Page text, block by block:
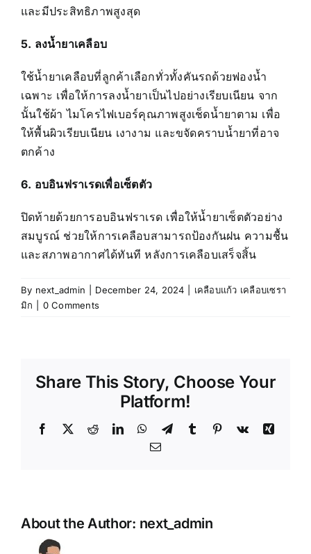
และมีประสิทธิภาพสูงสุด
5. ลงน้ำยาเคลือบ
ใช้น้ำยาเคลือบที่ลูกค้าเลือกทั่วทั้งคันรถด้วยฟองน้ำ
เฉพาะ เพื่อให้การลงน้ำยาเป็นไปอย่างเรียบเนียน จาก
นั้นใช้ผ้า ไมโครไฟเบอร์คุณภาพสูงเช็ดน้ำยาตาม เพื่อ
ให้พื้นผิวเรียบเนียน เงางาม และขจัดคราบน้ำยาที่อาจ
ตกค้าง
6. อบอินฟราเรดเพื่อเซ็ตตัว
ปิดท้ายด้วยการอบอินฟราเรด เพื่อให้น้ำยาเซ็ตตัวอย่าง
สมบูรณ์ ช่วยให้การเคลือบสามารถป้องกันฝน ความชื้น
และสภาพอากาศได้ทันที หลังการเคลือบเสร็จสิ้น
By next_admin December 24, 2024
เคลือบแก้ว เคลือบเซรา
มิก
0 Comments
Share This Story, Choose Your
Platform!
Facebook
X RedditLinkedInWhatsApp
TelegramTumblr Pinterest
Vk
Xing
Email
About the Author: next_admin